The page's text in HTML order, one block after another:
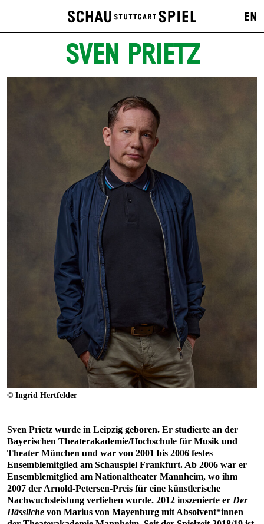
EN
SVEN PRIETZ
© Ingrid Hertfelder
Sven Prietz wurde in Leipzig geboren. Er studierte an der
Bayerischen Theaterakademie/Hochschule für Musik und
Theater München und war von 2001 bis 2006 festes
Ensemblemitglied am Schauspiel Frankfurt. Ab 2006 war er
Ensemblemitglied am Nationaltheater Mannheim, wo ihm
2007 der Arnold-Petersen-Preis für eine künstlerische
Nachwuchsleistung verliehen wurde. 2012 inszenierte er Der
Hässliche von Marius von Mayenburg mit Absolvent*innen